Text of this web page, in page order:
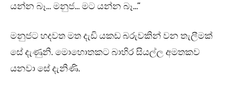
යන්න බෑ… මනුජ… මට යන්න බෑ…”
මනුජට හදවත මත දැඩි යකඩ බරුවකින් වන තැලීමක්
සේ දැණුනි. මොහොතකට බාහිර සියල්ල අමතකව
යනවා සේ දැනිණි.